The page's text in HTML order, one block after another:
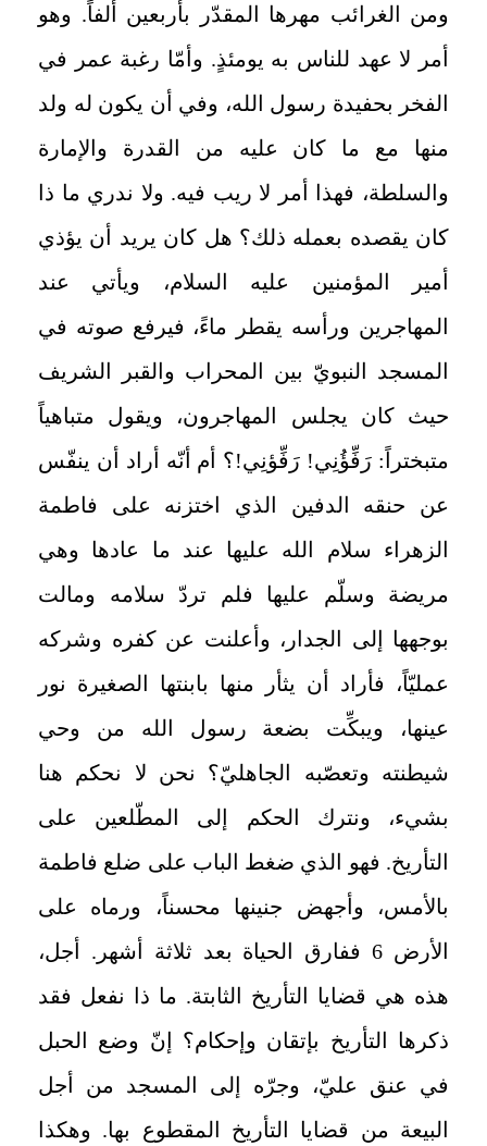
ومن الغرائب مهرها المقدّر بأربعين ألفاً. وهو
أمر لا عهد للناس به يومئذٍ. وأمّا رغبة عمر في
الفخر بحفيدة رسول الله، وفي أن يكون له ولد
منها مع ما كان عليه من القدرة والإمارة
والسلطة، فهذا أمر لا ريب فيه. ولا ندري ما ذا
كان يقصده بعمله ذلك؟ هل كان يريد أن يؤذي
أمير المؤمنين عليه السلام، ويأتي عند
المهاجرين ورأسه يقطر ماءً، فيرفع صوته في
المسجد النبويّ بين المحراب والقبر الشريف
حيث كان يجلس المهاجرون، ويقول متباهياً
متبختراً: رَفِّؤُنِي! رَفِّؤنِي!؟ أم أنّه أراد أن ينفّس
عن حنقه الدفين الذي اختزنه على فاطمة
الزهراء سلام الله عليها عند ما عادها وهي
مريضة وسلّم عليها فلم تردّ سلامه ومالت
بوجهها إلى الجدار، وأعلنت عن كفره وشركه
عمليّاً، فأراد أن يثأر منها بابنتها الصغيرة نور
عينها، ويبكِّت بضعة رسول الله من وحي
شيطنته وتعصّبه الجاهليّ؟ نحن لا نحكم هنا
بشي‏ء، ونترك الحكم إلى المطّلعين على
التأريخ. فهو الذي ضغط الباب على ضلع فاطمة
بالأمس، وأجهض جنينها محسناً، ورماه على
الأرض 6 ففارق الحياة بعد ثلاثة أشهر. أجل،
هذه هي قضايا التأريخ الثابتة. ما ذا نفعل فقد
ذكرها التأريخ بإتقان وإحكام؟ إنّ وضع الحبل
في عنق عليّ، وجرّه إلى المسجد من أجل
البيعة من قضايا التأريخ المقطوع بها. وهكذا